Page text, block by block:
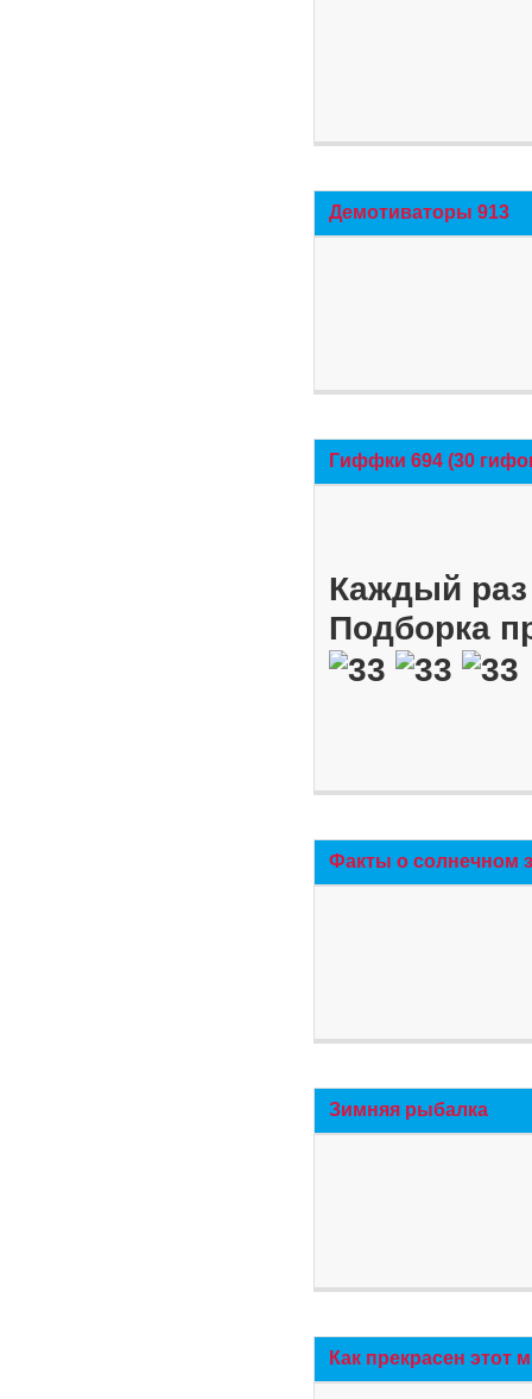
Демотиваторы 913
Гиффки 694 (30
Каждый
Подборка
Факты о солнечном
Зимняя рыбалка
Как прекрасен этот